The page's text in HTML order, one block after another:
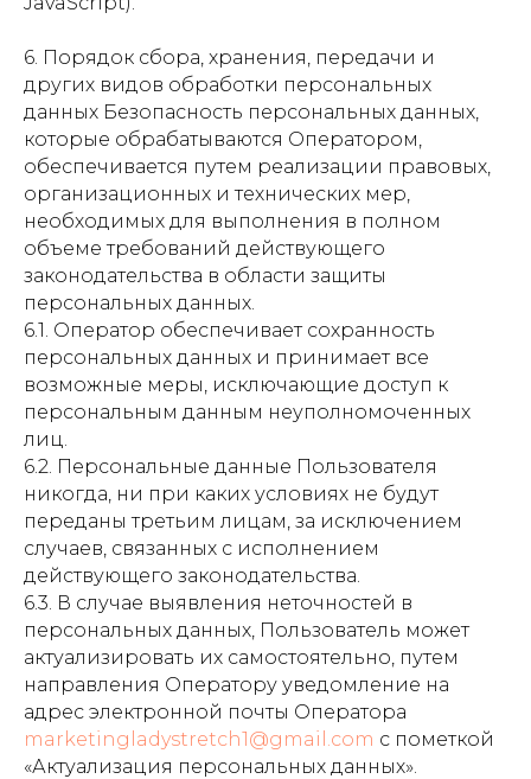
6. Порядок сбора, хранения, передачи и
других видов обработки персональных
данных Безопасность персональных данных,
которые обрабатываются Оператором,
обеспечивается путем реализации правовых,
организационных и технических мер,
необходимых для выполнения в полном
объеме требований действующего
законодательства в области защиты
персональных данных.
6.1. Оператор обеспечивает сохранность
персональных данных и принимает все
возможные меры, исключающие доступ к
персональным данным неуполномоченных
лиц.
6.2. Персональные данные Пользователя
никогда, ни при каких условиях не будут
переданы третьим лицам, за исключением
случаев, связанных с исполнением
действующего законодательства.
6.3. В случае выявления неточностей в
персональных данных, Пользователь может
актуализировать их самостоятельно, путем
направления Оператору уведомление на
адрес электронной почты Оператора
marketingladystretch1@gmail.com с пометкой
«Актуализация персональных данных».